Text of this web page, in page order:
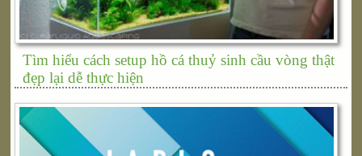
Tìm hiểu cách setup hồ cá thuỷ sinh cầu vòng thật
đẹp lại dễ thực hiện